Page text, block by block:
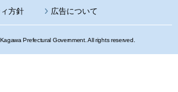
方針 広告について
Prefectural Government. All rights reserved.